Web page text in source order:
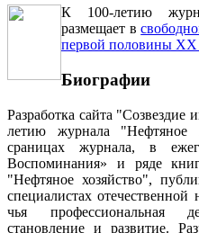
К 100-летию
размещает в
первой половины ХХ
Биографии
Разработка сайта "Созвездие
летию журнала "Нефтяное
сраницах журнала, в
Воспоминания» и ряде
"Нефтяное хозяйство",
специалистах отечественной
чья профессиональная
становление и развитие.